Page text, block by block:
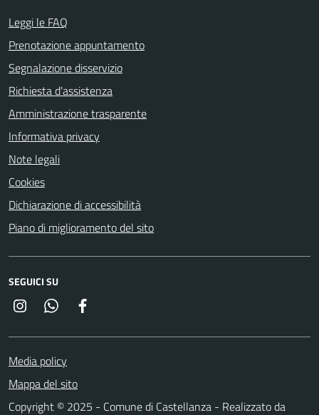
Leggi le FAQ
Prenotazione appuntamento
Segnalazione disservizio
Richiesta d'assistenza
Amministrazione trasparente
Informativa privacy
Note legali
Cookies
Dichiarazione di accessibilità
Piano di miglioramento del sito
SEGUICI SU
InstagramWhatsapp
Media policy
Mappa del sito
Copyright © 2025 - Comune di Castellanza - Realizzato da